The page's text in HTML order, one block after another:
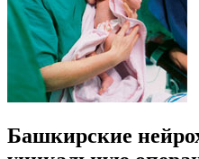
Башкирские